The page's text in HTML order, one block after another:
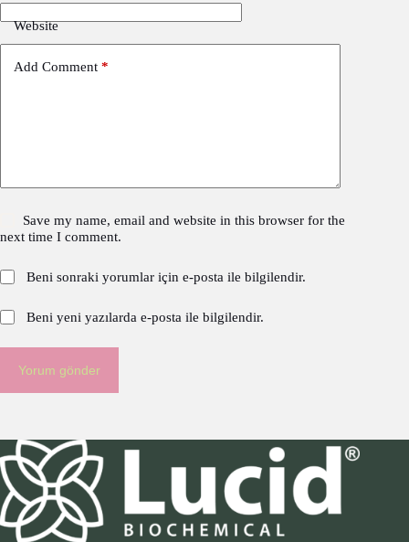
Website
Add Comment *
Save my name, email and website in this browser for the
next time I comment.
Beni sonraki yorumlar için e-posta ile bilgilendir.
Beni yeni yazılarda e-posta ile bilgilendir.
Yorum gönder